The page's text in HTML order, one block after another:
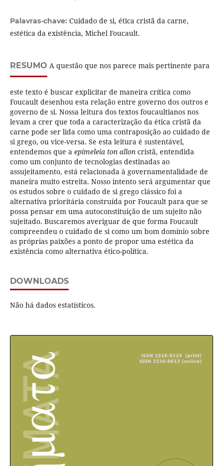
Palavras-chave: Cuidado de si, ética cristã da carne,
estética da existência, Michel Foucault.
RESUMO A questão que nos parece mais pertinente para
este texto é buscar explicitar de maneira crítica como
Foucault desenhou esta relação entre governo dos outros e
governo de si. Nossa leitura dos textos foucaultianos nos
levam a crer que toda a caracterização da ética cristã da
carne pode ser lida como uma contraposição ao cuidado de
si grego, ou vice-versa. Se esta leitura é sustentável,
entendemos que a epimeleia ton alloncristã, entendida
como um conjunto de tecnologias destinadas ao
assujeitamento, está relacionada à governamentalidade de
maneira muito estreita. Nosso intento será argumentar que
os estudos sobre o cuidado de si grego clássico foi a
alternativa prioritária construída por Foucault para que se
possa pensar em uma autoconstituição de um sujeito não
sujeitado. Buscaremos averiguar de que forma Foucault
compreendeu o cuidado de si como um bom domínio sobre
as próprias paixões a ponto de propor uma estética da
existência como alternativa ético-política.
DOWNLOADS
Não há dados estatísticos.